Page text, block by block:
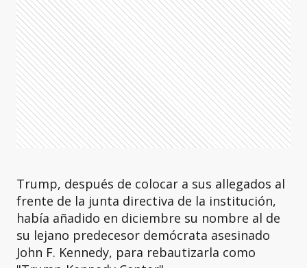
Trump, después de colocar a sus allegados al
frente de la junta directiva de la institución,
había añadido en diciembre su nombre al de
su lejano predecesor demócrata asesinado
John F. Kennedy, para rebautizarla como